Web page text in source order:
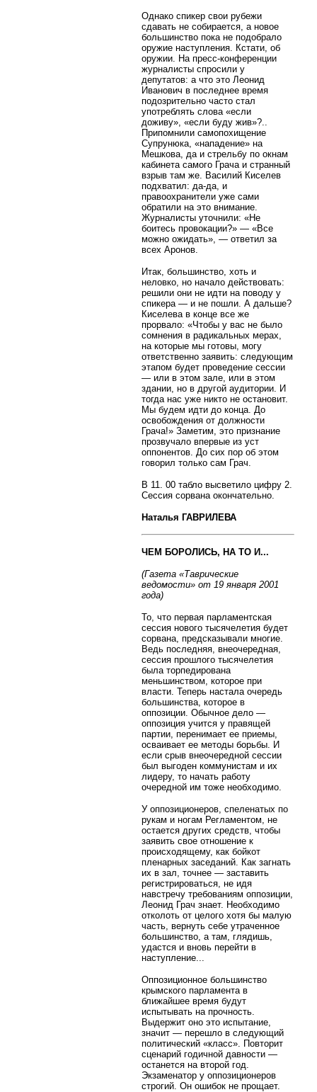
Однако спикер свои рубежи
сдавать не собирается, а новое
большинство пока не подобрало
оружие наступления. Кстати, об
оружии. На пресс-конференции
журналисты спросили у
депутатов: а что это Леонид
Иванович в последнее время
подозрительно часто стал
употреблять слова «если
доживу», «если буду жив»?..
Припомнили самопохищение
Супрунюка, «нападение» на
Мешкова, да и стрельбу по окнам
кабинета самого Грача и странный
взрыв там же. Василий Киселев
подхватил: да-да, и
правоохранители уже сами
обратили на это внимание.
Журналисты уточнили: «Не
боитесь провокации?» — «Все
можно ожидать», — ответил за
всех Аронов.
Итак, большинство, хоть и
неловко, но начало действовать:
решили они не идти на поводу у
спикера — и не пошли. А дальше?
Киселева в конце все же
прорвало: «Чтобы у вас не было
сомнения в радикальных мерах,
на которые мы готовы, могу
ответственно заявить: следующим
этапом будет проведение сессии
— или в этом зале, или в этом
здании, но в другой аудитории. И
тогда нас уже никто не остановит.
Мы будем идти до конца. До
освобождения от должности
Грача!» Заметим, это признание
прозвучало впервые из уст
оппонентов. До сих пор об этом
говорил только сам Грач.
В 11. 00 табло высветило цифру 2.
Сессия сорвана окончательно.
Наталья ГАВРИЛЕВА
ЧЕМ БОРОЛИСЬ, НА ТО И...
(Газета «Таврические
ведомости» от 19 января 2001
года)
То, что первая парламентская
сессия нового тысячелетия будет
сорвана, предсказывали многие.
Ведь последняя, внеочередная,
сессия прошлого тысячелетия
была торпедирована
меньшинством, которое при
власти. Теперь настала очередь
большинства, которое в
оппозиции. Обычное дело —
оппозиция учится у правящей
партии, перенимает ее приемы,
осваивает ее методы борьбы. И
если срыв внеочередной сессии
был выгоден коммунистам и их
лидеру, то начать работу
очередной им тоже необходимо.
У оппозиционеров, спеленатых по
рукам и ногам Регламентом, не
остается других средств, чтобы
заявить свое отношение к
происходящему, как бойкот
пленарных заседаний. Как загнать
их в зал, точнее — заставить
регистрироваться, не идя
навстречу требованиям оппозиции,
Леонид Грач знает. Необходимо
отколоть от целого хотя бы малую
часть, вернуть себе утраченное
большинство, а там, глядишь,
удастся и вновь перейти в
наступление...
Оппозиционное большинство
крымского парламента в
ближайшее время будут
испытывать на прочность.
Выдержит оно это испытание,
значит — перешло в следующий
политический «класс». Повторит
сценарий годичной давности —
останется на второй год.
Экзаменатор у оппозиционеров
строгий. Он ошибок не прощает.